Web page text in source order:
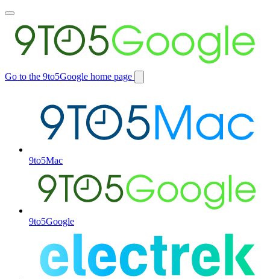
Toggle
main
menu
Go to the 9to5Google home page
Switch
9to5Mac
9to5Google